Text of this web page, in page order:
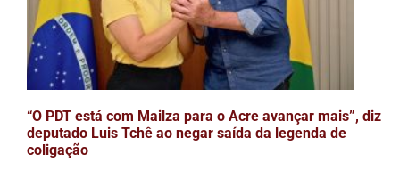
“O PDT está com Mailza para o Acre avançar mais”, diz
deputado Luis Tchê ao negar saída da legenda de
coligação